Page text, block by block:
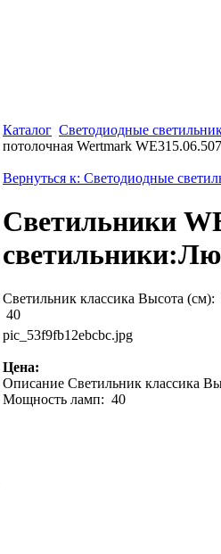
Каталог Светодиодные
потолочная Wertmark WE315.06.507
Вернуться к: Светодиодные
Светильники
Светильник классика Высота
40
pic_53f9fb12ebcbc.jpg
Цена:
Описание Светильник классика
Мощность ламп: 40